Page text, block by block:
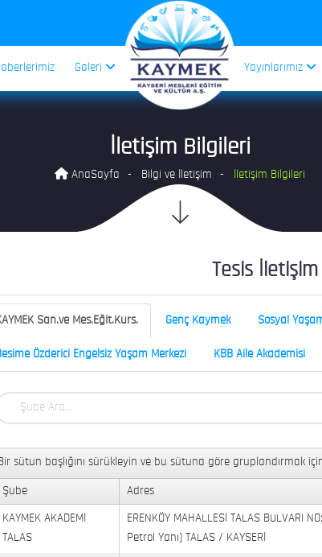
Galeri Yayınlarımız
İletişim Bilgileri
AnaSayfa Bilgi ve İletişim İletişim Bilgileri
Tesis
San.ve Mes.Eğit.Kurs. Genç Kaymek Sosyal
Özderici Engelsiz Yaşam Merkezi KBB Aile Akademisi
sütun başlığını sürükleyin ve bu sütuna göre gruplandırmak
Şube Adres
KAYMEK AKADEMİ
TALAS
ERENKÖY MAHALLESİ TALAS BULVARI
Petrol Yanı) TALAS / KAYSERİ